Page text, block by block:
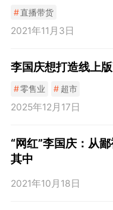
#直播带货
2021年11月3日
李国庆想打造线上
#零售业 # 超市
2025年12月17日
“网红”李国庆：从
其中
2021年10月18日